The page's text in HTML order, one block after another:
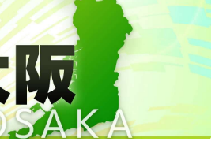
ってる人、少なくないは